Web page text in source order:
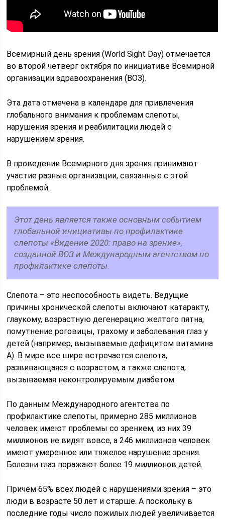
Всемирный день зрения (World Sight Day) отмечается
во второй четверг октября по инициативе Всемирной
организации здравоохранения (ВОЗ).
Эта дата отмечена в календаре для привлечения
глобального внимания к проблемам слепоты,
нарушения зрения и реабилитации людей с
нарушением зрения.
В проведении Всемирного дня зрения принимают
участие разные организации, связанные с этой
проблемой.
Этот день является также основным событием
глобальной инициативы по профилактике
слепоты «Видение 2020: право на зрение»,
созданной ВОЗ и Международным агентством по
профилактике слепоты.
Слепота – это неспособность видеть. Ведущие
причины хронической слепоты включают катаракту,
глаукому, возрастную дегенерацию желтого пятна,
помутнение роговицы, трахому и заболевания глаз у
детей (например, вызываемые дефицитом витамина
А). В мире все шире встречается слепота,
развивающаяся с возрастом, а также слепота,
вызываемая неконтролируемым диабетом.
По данным Международного агентства по
профилактике слепоты, примерно 285 миллионов
человек имеют проблемы со зрением, из них 39
миллионов не видят вовсе, а 246 миллионов человек
имеют умеренное или тяжелое нарушение зрения.
Болезни глаз поражают более 19 миллионов детей.
Причем 65% всех людей с нарушениями зрения – это
люди в возрасте 50 лет и старше. А поскольку в
последние годы число пожилых людей увеличивается